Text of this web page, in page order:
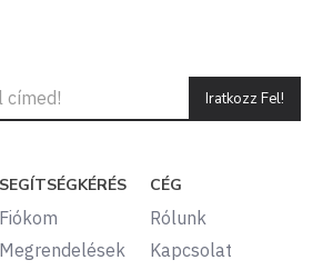
Iratkozz Fel!
SEGÍTSÉGKÉRÉS
Fiókom
Megrendelések
CÉG
Rólunk
Kapcsolat